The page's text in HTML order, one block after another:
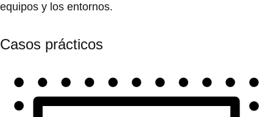
equipos y los entornos.
Casos prácticos